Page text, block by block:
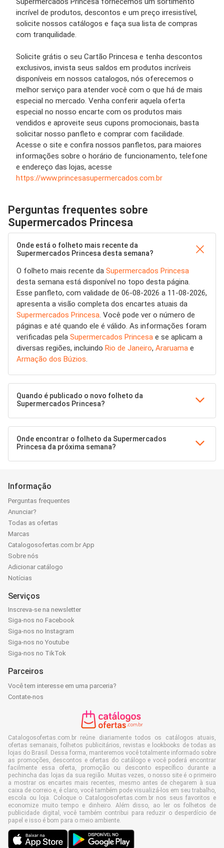
incrível de produtos, descontos e um preço irresistível,
solicite nossos catálogos e faça sua lista de compras
com tranquilidade.
Solicite grátis o seu Cartão Princesa e tenha descontos
exclusivos, invista seus saldos em produtos incríveis
disponíveis em nossos catalogos, nós oferecemos o
melhor serviço para atender você com o que há de mais
especial no mercado. Venha conferir aquela oferta
especial no nosso encarte com os produtos mais
vendidos e aproveite seus cupons promocionais, basta
solicitar nosso panfleto e comprar com facilidade.
Acesse o site e confira nossos panfletos, para maiores
informações sobre o horário de funcionamento, telefone
e endereço das lojas, acesse
https://www.princesasupermercados.com.br
Perguntas frequentes sobre
Supermercados Princesa
Onde está o folheto mais recente da
Supermercados Princesa desta semana?
O folheto mais recente da Supermercados Princesa
desta semana está disponível no topo desta página.
Esse panfleto, com validade de 06-08-2026 a 11-08-2026,
apresenta a visão completa dos encartes atuais da
Supermercados Princesa. Você pode ver o número de
páginas e até quando ele é válido. As informações foram
verificadas pela Supermercados Princesa e se aplicam a
diversas regiões, incluindo Rio de Janeiro, Araruama e
Armação dos Búzios.
Quando é publicado o novo folheto da
Supermercados Princesa?
Onde encontrar o folheto da Supermercados
Princesa da próxima semana?
Informação
Perguntas frequentes
Anunciar?
Todas as ofertas
Marcas
Catalogosofertas.com.br App
Sobre nós
Adicionar catálogo
Notícias
Serviços
Inscreva-se na newsletter
Siga-nos no Facebook
Siga-nos no Instagram
Siga-nos no Youtube
Siga-nos no TikTok
Parceiros
Você tem interesse em uma parceria?
Contate-nos
Catalogosofertas.com.br reúne diariamente todos os catálogos atuais,
ofertas semanais, folhetos publicitários, revistas e lookbooks de todas as
lojas do Brasil. Dessa forma, manteremos você totalmente informado sobre
as promoções, descontos e ofertas do catálogo e você poderá encontrar
facilmente essa oferta, promoção ou desconto específico durante a
pechincha das lojas da sua região. Muitas vezes, o nosso site é o primeiro
a mostrar os encartes mais recentes, mesmo antes de chegarem à sua
caixa de correio e, é claro, você também pode visualizá-los em seu trabalho,
escola ou loja. Coloque o Catalogosofertas.com.br nos seus favoritos e
economize muito tempo e dinheiro. Além disso, ao ler os folhetos de
publicidade digital, você também contribui para reduzir o desperdício de
papel e isso é bom para o meio ambiente.